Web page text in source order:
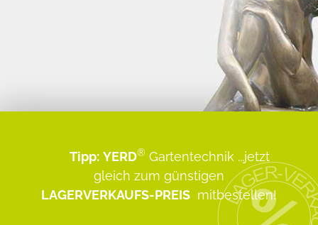
Tipp: YERD® Gartentechnik ...jetzt
gleich zum günstigen
LAGERVERKAUFS-PREIS mitbestellen!